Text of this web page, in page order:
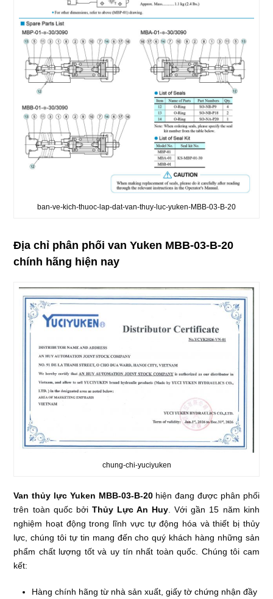
ban-ve-kich-thuoc-lap-dat-van-thuy-luc-yuken-MBB-03-B-20
Địa chỉ phân phối van Yuken MBB-03-B-20
chính hãng hiện nay
chung-chi-yuciyuken
Van thủy lực Yuken MBB-03-B-20hiện đang được phân phối
trên toàn quốc bởi Thủy Lực An Huy. Với gần 15 năm kinh
nghiệm hoạt động trong lĩnh vực tự động hóa và thiết bị thủy
lực, chúng tôi tự tin mang đến cho quý khách hàng những sản
phẩm chất lượng tốt và uy tín nhất toàn quốc. Chúng tôi cam
kết:
Hàng chính hãng từ nhà sản xuất, giấy tờ chứng nhận đầy